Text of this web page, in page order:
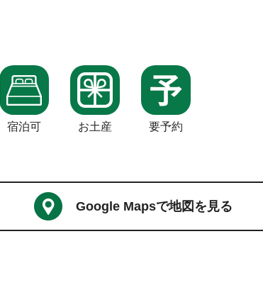
宿泊可 お土産 要予約
Google Mapsで地図を見る